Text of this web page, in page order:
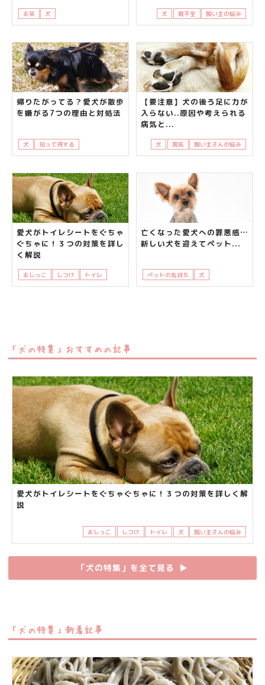
お茶 犬 犬 腎不全 飼い主の悩み
帰りたがってる？愛犬が散歩
を嫌がる7つの理由と対処法
犬 知って得する
【要注意】犬の後ろ足に力が
入らない..原因や考えられる
病気と...
犬 病気 飼い主さんの悩み
愛犬がトイレシートをぐちゃ
ぐちゃに！３つの対策を詳し
く解説
おしっこ しつけ トイレ 飼い主さんの悩み
亡くなった愛犬への罪悪感…
新しい犬を迎えてペット...
ペットの気持ち 犬
「犬の特集」おすすめの記事
愛犬がトイレシートをぐちゃぐちゃに！３つの対策を詳しく解
説
おしっこ しつけ トイレ 犬 飼い主さんの悩み
「犬の特集」を全て見る ▶︎
「犬の特集」新着記事